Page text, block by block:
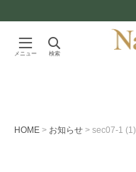
メニュー 検索
HOME お知らせ sec07-1 (1)